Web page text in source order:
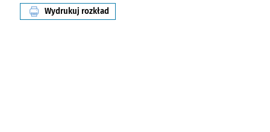
Wydrukuj rozkład
linii nr 602